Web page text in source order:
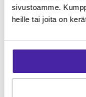
sivustoamme.
heille tai joita on